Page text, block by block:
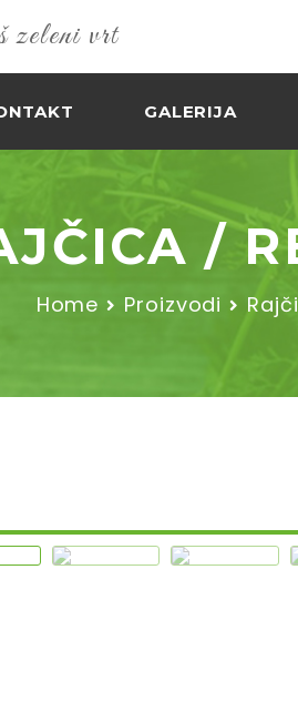
vrt
GALERIJA
/
Home Proizvodi